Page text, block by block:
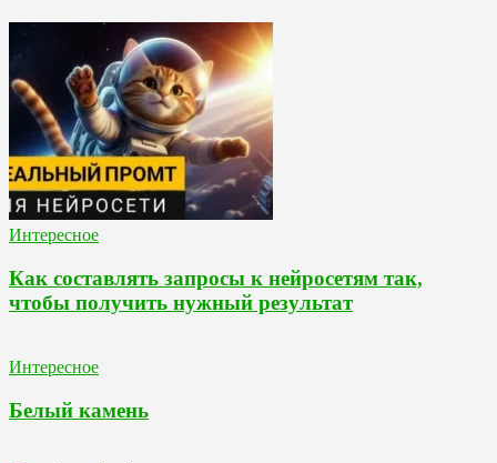
Интересное
Как составлять запросы к нейросетям так,
чтобы получить нужный результат
Интересное
Белый камень